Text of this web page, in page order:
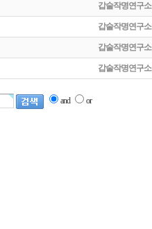
갑술작명연구소
갑술작명연구소
갑술작명연구소
갑술작명연구소
and or